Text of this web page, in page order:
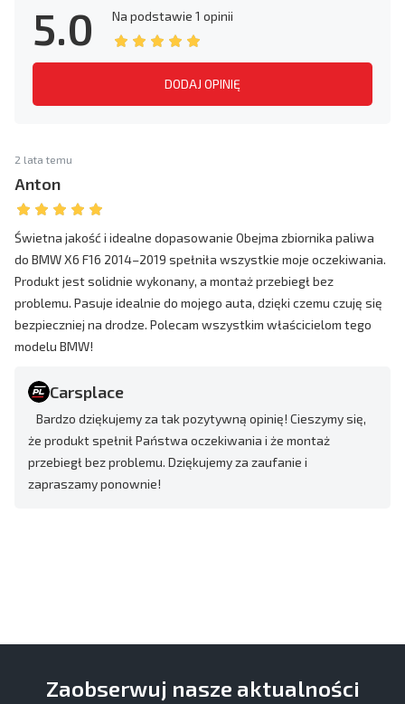
5.0 Na podstawie 1 opinii
DODAJ OPINIĘ
2 lata temu
Anton
Świetna jakość i idealne dopasowanie Obejma zbiornika paliwa
do BMW X6 F16 2014–2019 spełniła wszystkie moje oczekiwania.
Produkt jest solidnie wykonany, a montaż przebiegł bez
problemu. Pasuje idealnie do mojego auta, dzięki czemu czuję się
bezpieczniej na drodze. Polecam wszystkim właścicielom tego
modelu BMW!
Carsplace
Bardzo dziękujemy za tak pozytywną opinię! Cieszymy się,
że produkt spełnił Państwa oczekiwania i że montaż
przebiegł bez problemu. Dziękujemy za zaufanie i
zapraszamy ponownie!
Zaobserwuj nasze aktualności